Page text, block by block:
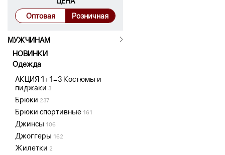
Оптовая
Розничная
МУЖЧИНАМ
НОВИНКИ
Одежда
АКЦИЯ 1+1=3 Костюмы и
пиджаки 3
Брюки 237
Брюки спортивные 161
Джинсы 106
Джоггеры 162
Жилетки 2